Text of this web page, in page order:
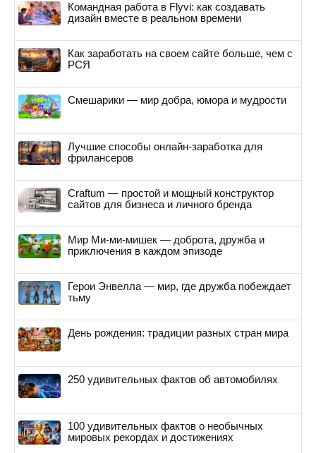
Командная работа в Flyvi: как создавать
дизайн вместе в реальном времени
Как заработать на своем сайте больше, чем с
РСЯ
Смешарики — мир добра, юмора и мудрости
Лучшие способы онлайн-заработка для
фрилансеров
Craftum — простой и мощный конструктор
сайтов для бизнеса и личного бренда
Мир Ми-ми-мишек — доброта, дружба и
приключения в каждом эпизоде
Герои Энвелла — мир, где дружба побеждает
тьму
День рождения: традиции разных стран мира
250 удивительных фактов об автомобилях
100 удивительных фактов о необычных
мировых рекордах и достижениях